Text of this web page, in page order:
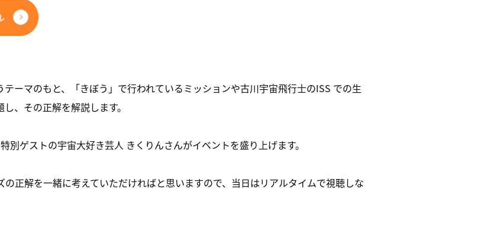
ーマのもと、「きぼう」で行われているミッションや古川宇宙飛行士のISS での生
、その正解を解説します。
ゲストの宇宙大好き芸人 きくりんさんがイベントを盛り上げます。
正解を一緒に考えていただければと思いますので、当日はリアルタイムで視聴しな